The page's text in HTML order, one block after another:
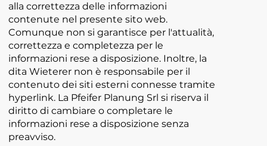
alla correttezza delle informazioni
contenute nel presente sito web.
Comunque non si garantisce per l'attualità,
correttezza e completezza per le
informazioni rese a disposizione. Inoltre, la
dita Wieterer non è responsabile per il
contenuto dei siti esterni connesse tramite
hyperlink. La Pfeifer Planung Srl si riserva il
diritto di cambiare o completare le
informazioni rese a disposizione senza
preavviso.